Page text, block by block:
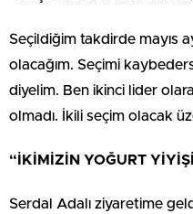
Seçildiğim takdirde mayıs
olacağım. Seçimi
diyelim. Ben ikinci lider
olmadı. İkili seçim olacak
“İKİMİZİN YOĞURT
Serdal Adalı ziyaretime